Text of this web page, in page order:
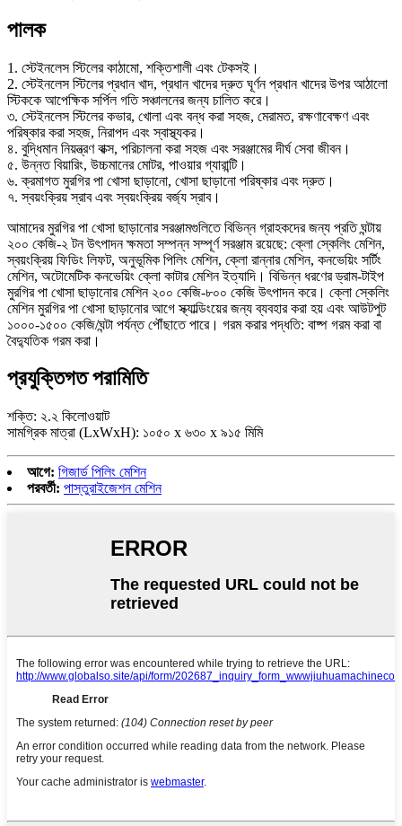
পালক
1. স্টেইনলেস স্টিলের কাঠামো, শক্তিশালী এবং টেকসই।
2. স্টেইনলেস স্টিলের প্রধান খাদ, প্রধান খাদের দ্রুত ঘূর্ণন প্রধান খাদের উপর আঠালো
স্টিককে আপেক্ষিক সর্পিল গতি সঞ্চালনের জন্য চালিত করে।
৩. স্টেইনলেস স্টিলের কভার, খোলা এবং বন্ধ করা সহজ, মেরামত, রক্ষণাবেক্ষণ এবং
পরিষ্কার করা সহজ, নিরাপদ এবং স্বাস্থ্যকর।
৪. বুদ্ধিমান নিয়ন্ত্রণ বাক্স, পরিচালনা করা সহজ এবং সরঞ্জামের দীর্ঘ সেবা জীবন।
৫. উন্নত বিয়ারিং, উচ্চমানের মোটর, পাওয়ার গ্যারান্টি।
৬. ক্রমাগত মুরগির পা খোসা ছাড়ানো, খোসা ছাড়ানো পরিষ্কার এবং দ্রুত।
৭. স্বয়ংক্রিয় স্রাব এবং স্বয়ংক্রিয় বর্জ্য স্রাব।
আমাদের মুরগির পা খোসা ছাড়ানোর সরঞ্জামগুলিতে বিভিন্ন গ্রাহকদের জন্য প্রতি ঘন্টায়
২০০ কেজি-২ টন উৎপাদন ক্ষমতা সম্পন্ন সম্পূর্ণ সরঞ্জাম রয়েছে: ক্লো স্কেলিং মেশিন,
স্বয়ংক্রিয় ফিডিং লিফট, অনুভূমিক পিলিং মেশিন, ক্লো রান্নার মেশিন, কনভেয়িং সর্টিং
মেশিন, অটোমেটিক কনভেয়িং ক্লো কাটার মেশিন ইত্যাদি। বিভিন্ন ধরণের ড্রাম-টাইপ
মুরগির পা খোসা ছাড়ানোর মেশিন ২০০ কেজি-৮০০ কেজি উৎপাদন করে। ক্লো স্কেলিং
মেশিন মুরগির পা খোসা ছাড়ানোর আগে স্ক্যাল্ডিংয়ের জন্য ব্যবহার করা হয় এবং আউটপুট
১০০০-১৫০০ কেজি/ঘন্টা পর্যন্ত পৌঁছাতে পারে। গরম করার পদ্ধতি: বাষ্প গরম করা বা
বৈদ্যুতিক গরম করা।
প্রযুক্তিগত পরামিতি
শক্তি: ২.২ কিলোওয়াট
সামগ্রিক মাত্রা (LxWxH): ১০৫০ x ৬৩০ x ৯১৫ মিমি
আগে: গিজার্ড পিলিং মেশিন
পরবর্তী: পাস্তুরাইজেশন মেশিন